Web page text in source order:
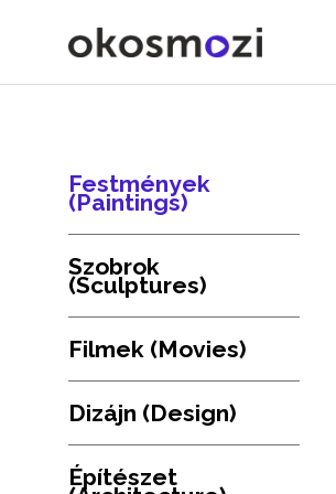
Festmények
(Paintings)
Szobrok
(Sculptures)
Filmek (Movies)
Dizájn (Design)
Építészet